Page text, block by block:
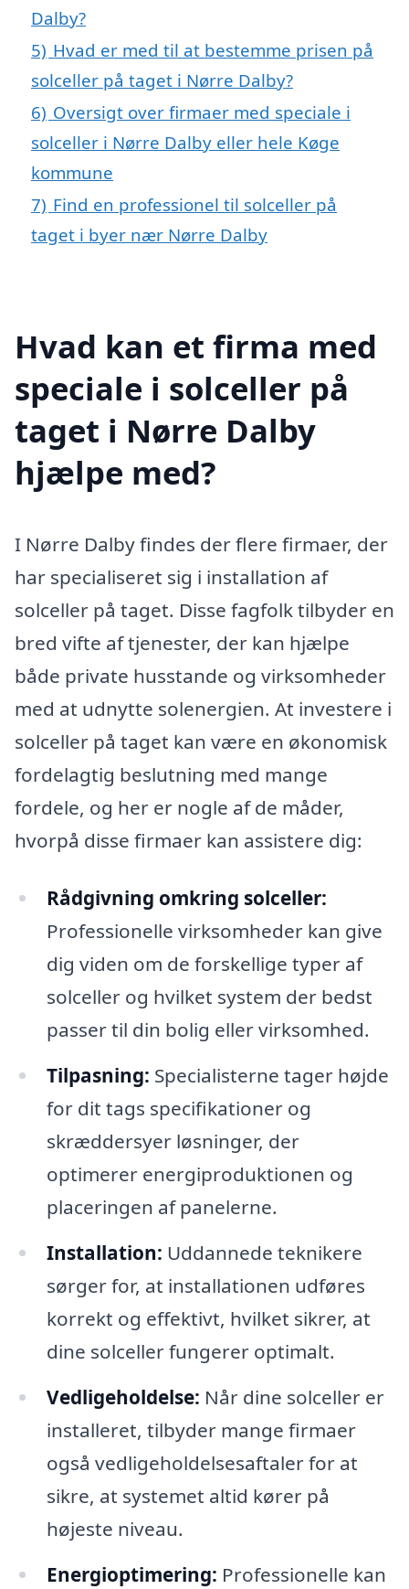
Dalby?
5) Hvad er med til at bestemme prisen på
solceller på taget i Nørre Dalby?
6) Oversigt over firmaer med speciale i
solceller i Nørre Dalby eller hele Køge
kommune
7) Find en professionel til solceller på
taget i byer nær Nørre Dalby
Hvad kan et firma med
speciale i solceller på
taget i Nørre Dalby
hjælpe med?
I Nørre Dalby findes der flere firmaer, der
har specialiseret sig i installation af
solceller på taget. Disse fagfolk tilbyder en
bred vifte af tjenester, der kan hjælpe
både private husstande og virksomheder
med at udnytte solenergien. At investere i
solceller på taget kan være en økonomisk
fordelagtig beslutning med mange
fordele, og her er nogle af de måder,
hvorpå disse firmaer kan assistere dig:
Rådgivning omkring solceller:
Professionelle virksomheder kan give
dig viden om de forskellige typer af
solceller og hvilket system der bedst
passer til din bolig eller virksomhed.
Tilpasning: Specialisterne tager højde
for dit tags specifikationer og
skræddersyer løsninger, der
optimerer energiproduktionen og
placeringen af panelerne.
Installation: Uddannede teknikere
sørger for, at installationen udføres
korrekt og effektivt, hvilket sikrer, at
dine solceller fungerer optimalt.
Vedligeholdelse: Når dine solceller er
installeret, tilbyder mange firmaer
også vedligeholdelsesaftaler for at
sikre, at systemet altid kører på
højeste niveau.
Energioptimering: Professionelle kan